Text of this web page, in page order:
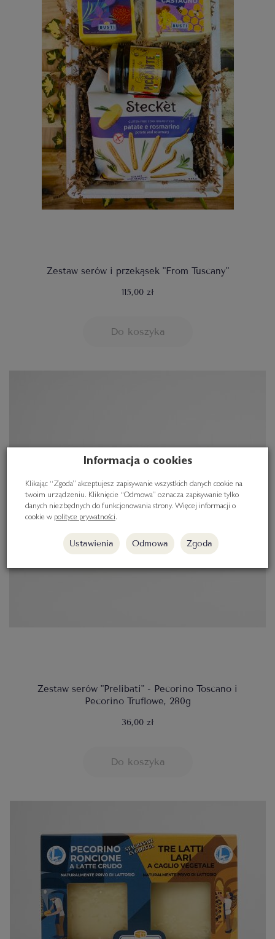
Zestaw serów i przekąsek "From Tuscany"
115,00 zł
Do koszyka
Zestaw serów "Prelibati" - Pecorino Toscano i
Pecorino Truflowe, 280g
36,00 zł
Do koszyka
Informacja o cookies
Klikając “Zgoda” akceptujesz zapisywanie wszystkich danych cookie na
twoim urządzeniu. Kliknięcie “Odmowa” oznacza zapisywanie tylko
danych niezbędnych do funkcjonowania strony. Więcej informacji o
cookie w polityce prywatności.
Ustawienia Odmowa Zgoda